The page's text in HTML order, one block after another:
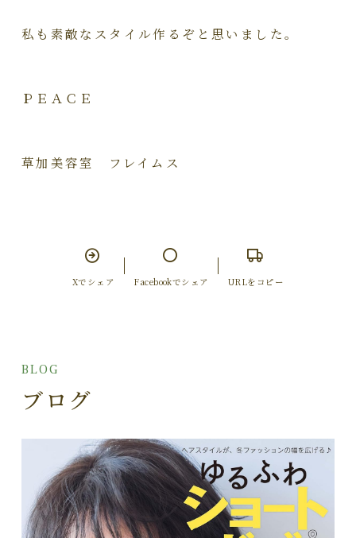
私も素敵なスタイル作るぞと思いました。
ＰＥＡＣＥ
草加美容室 フレイムス
Xでシェア Facebookでシェア URLをコピー
BLOG
ブログ